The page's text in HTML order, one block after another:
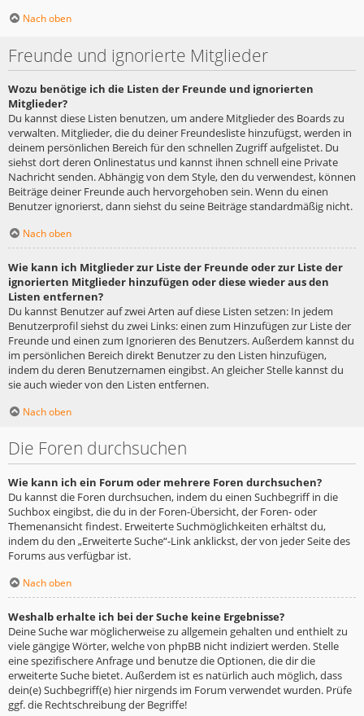
Nach oben
Freunde und ignorierte Mitglieder
Wozu benötige ich die Listen der Freunde und ignorierten
Mitglieder?
Du kannst diese Listen benutzen, um andere Mitglieder des Boards zu
verwalten. Mitglieder, die du deiner Freundesliste hinzufügst, werden in
deinem persönlichen Bereich für den schnellen Zugriff aufgelistet. Du
siehst dort deren Onlinestatus und kannst ihnen schnell eine Private
Nachricht senden. Abhängig von dem Style, den du verwendest, können
Beiträge deiner Freunde auch hervorgehoben sein. Wenn du einen
Benutzer ignorierst, dann siehst du seine Beiträge standardmäßig nicht.
Nach oben
Wie kann ich Mitglieder zur Liste der Freunde oder zur Liste der
ignorierten Mitglieder hinzufügen oder diese wieder aus den
Listen entfernen?
Du kannst Benutzer auf zwei Arten auf diese Listen setzen: In jedem
Benutzerprofil siehst du zwei Links: einen zum Hinzufügen zur Liste der
Freunde und einen zum Ignorieren des Benutzers. Außerdem kannst du
im persönlichen Bereich direkt Benutzer zu den Listen hinzufügen,
indem du deren Benutzernamen eingibst. An gleicher Stelle kannst du
sie auch wieder von den Listen entfernen.
Nach oben
Die Foren durchsuchen
Wie kann ich ein Forum oder mehrere Foren durchsuchen?
Du kannst die Foren durchsuchen, indem du einen Suchbegriff in die
Suchbox eingibst, die du in der Foren-Übersicht, der Foren- oder
Themenansicht findest. Erweiterte Suchmöglichkeiten erhältst du,
indem du den „Erweiterte Suche“-Link anklickst, der von jeder Seite des
Forums aus verfügbar ist.
Nach oben
Weshalb erhalte ich bei der Suche keine Ergebnisse?
Deine Suche war möglicherweise zu allgemein gehalten und enthielt zu
viele gängige Wörter, welche von phpBB nicht indiziert werden. Stelle
eine spezifischere Anfrage und benutze die Optionen, die dir die
erweiterte Suche bietet. Außerdem ist es natürlich auch möglich, dass
dein(e) Suchbegriff(e) hier nirgends im Forum verwendet wurden. Prüfe
ggf. die Rechtschreibung der Begriffe!